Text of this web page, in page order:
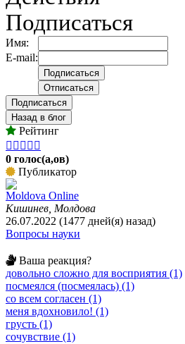
Подписаться
Имя:
E-mail:
Подписаться
Назад в блог
Рейтинг
    
0 голос(а,ов)
Публикатор
Moldova Online
Кишинев, Молдова
26.07.2022 (1477 дней(я) назад)
Вопросы науки
Ваша реакция?
довольно сложно для восприятия (1)
посмеялся (посмеялась) (1)
со всем согласен (1)
меня вдохновило! (1)
грусть (1)
сочувствие (1)